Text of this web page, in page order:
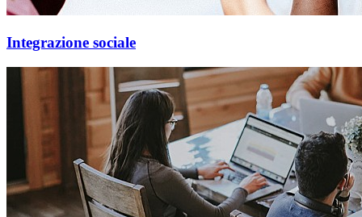
Integrazione sociale